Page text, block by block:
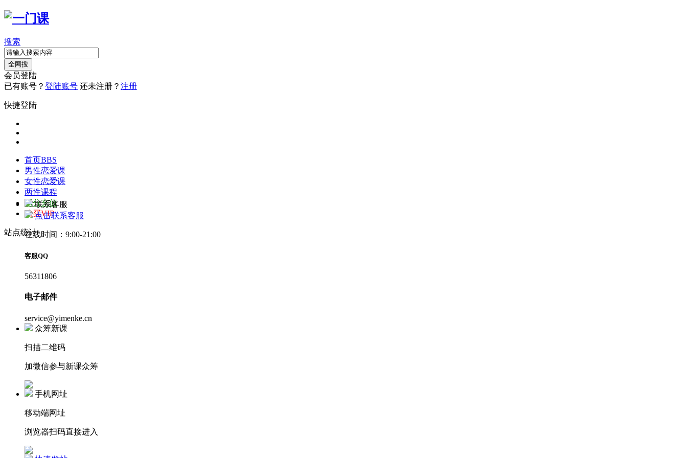
搜索
全网搜
会员登陆
已有账号？ 登陆账号 还未注册？ 注册
快捷登陆
首页BBS
男性恋爱课
女性恋爱课
两性课程
积分充值
购买VIP
站点统计
联系客服
点击联系客服
在线时间：9:00-21:00
客服QQ
56311806
电子邮件
service@yimenke.cn
众筹新课
扫描二维码
加微信参与新课众筹
手机网址
移动端网址
浏览器扫码直接进入